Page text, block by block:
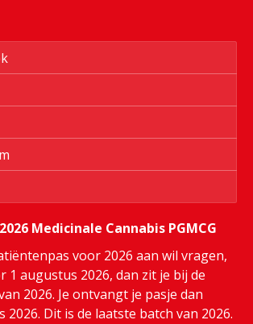
Medicinale Cannabis PGMCG
voor 2026 aan wil vragen,
1 augustus 2026, dan zit je bij de
2026. Je ontvangt je pasje dan
2026. Dit is de laatste batch van 2026.